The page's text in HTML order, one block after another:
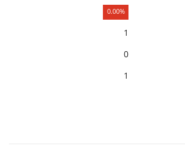
0.00%
1
0
1